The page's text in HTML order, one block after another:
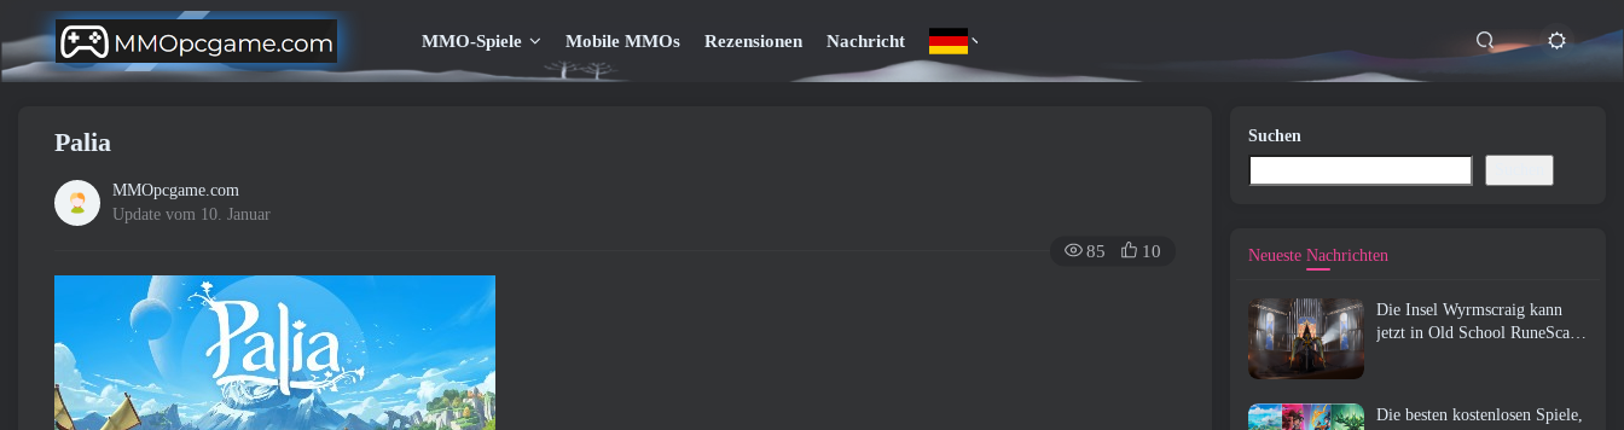
MMO-Spiele Mobile MMOs Rezensionen Nachricht
Palia
MMOpcgame.com
Update vom 10. Januar
85 10
Suchen
Neueste Nachrichten
Die Insel Wyrmscraig kann
jetzt in Old School RuneScape
Die besten kostenlosen Spiele,